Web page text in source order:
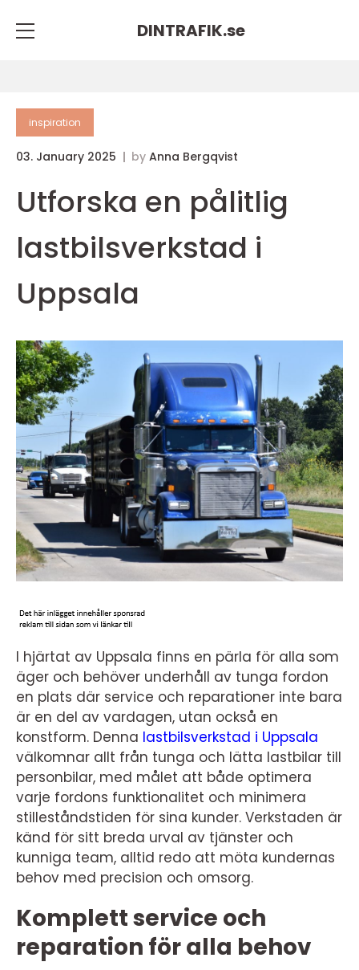
DINTRAFIK.se
inspiration
03. January 2025 by Anna Bergqvist
Utforska en pålitlig
lastbilsverkstad i
Uppsala
I hjärtat av Uppsala finns en pärla för alla som
äger och behöver underhåll av tunga fordon
en plats där service och reparationer inte bara
är en del av vardagen, utan också en
konstform. Denna lastbilsverkstad i Uppsala
välkomnar allt från tunga och lätta lastbilar till
personbilar, med målet att både optimera
varje fordons funktionalitet och minimera
stilleståndstiden för sina kunder. Verkstaden är
känd för sitt breda urval av tjänster och
kunniga team, alltid redo att möta kundernas
behov med precision och omsorg.
Komplett service och
reparation för alla behov